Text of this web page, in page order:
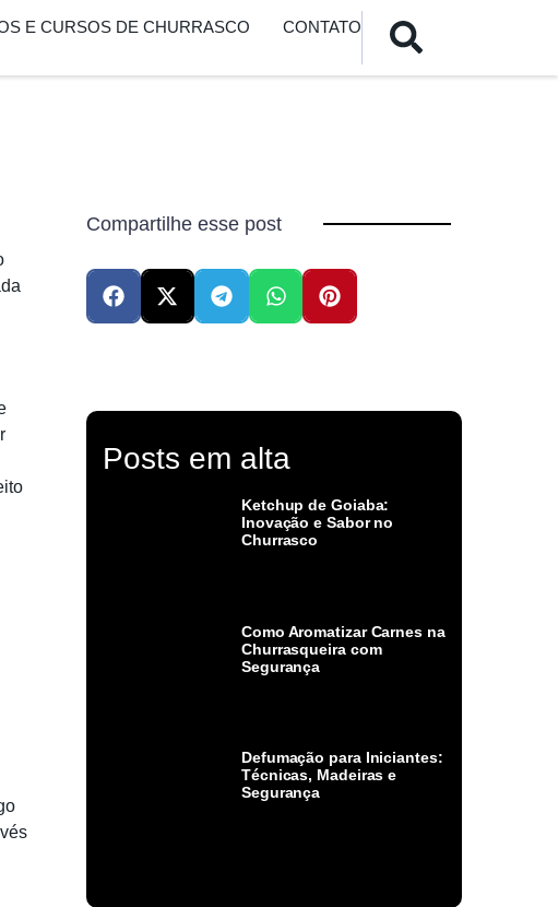
E CURSOS DE CHURRASCO CONTATO
Compartilhe esse post
Posts em alta
Ketchup de Goiaba:
Inovação e Sabor no
Churrasco
Como Aromatizar Carnes na
Churrasqueira com
Segurança
Defumação para Iniciantes:
Técnicas, Madeiras e
Segurança